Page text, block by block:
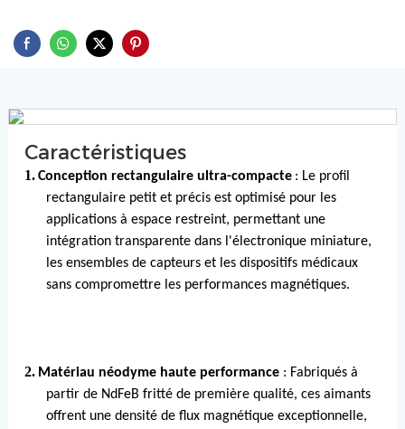
Caractéristiques
1.Conception rectangulaire ultra-compacte : Le profil
rectangulaire petit et précis est optimisé pour les
applications à espace restreint, permettant une
intégration transparente dans l'électronique miniature,
les ensembles de capteurs et les dispositifs médicaux
sans compromettre les performances magnétiques.
2. Matériau néodyme haute performance: Fabriqués à
partir de NdFeB fritté de première qualité, ces aimants
offrent une densité de flux magnétique exceptionnelle,